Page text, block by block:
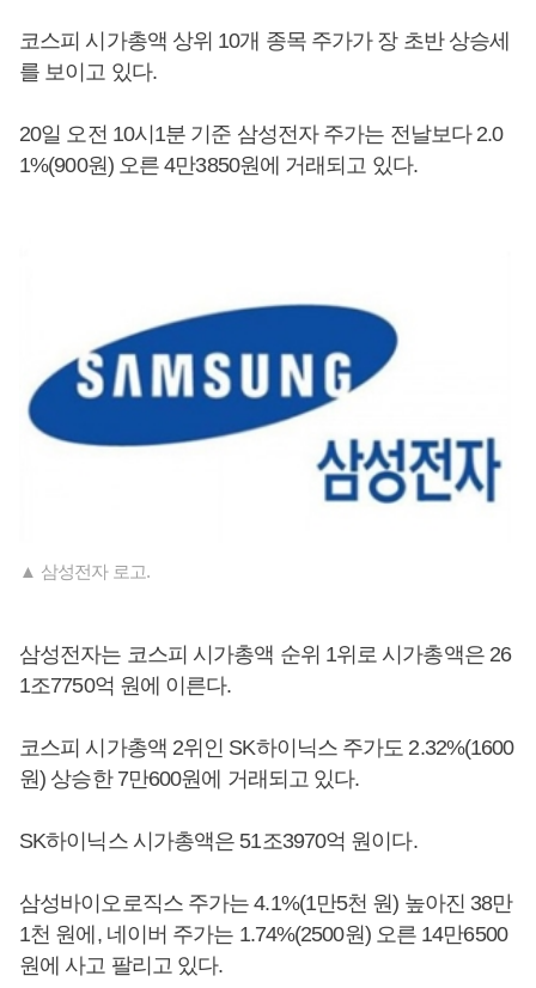
코스피 시가총액 상위 10개 종목 주가가 장 초반 상승세
를 보이고 있다.
20일 오전 10시1분 기준 삼성전자 주가는 전날보다 2.0
1%(900원) 오른 4만3850원에 거래되고 있다.
▲ 삼성전자 로고.
삼성전자는 코스피 시가총액 순위 1위로 시가총액은 26
1조7750억 원에 이른다.
코스피 시가총액 2위인 SK하이닉스 주가도 2.32%(1600
원) 상승한 7만600원에 거래되고 있다.
SK하이닉스 시가총액은 51조3970억 원이다.
삼성바이오로직스 주가는 4.1%(1만5천 원) 높아진 38만
1천 원에, 네이버 주가는 1.74%(2500원) 오른 14만6500
원에 사고 팔리고 있다.